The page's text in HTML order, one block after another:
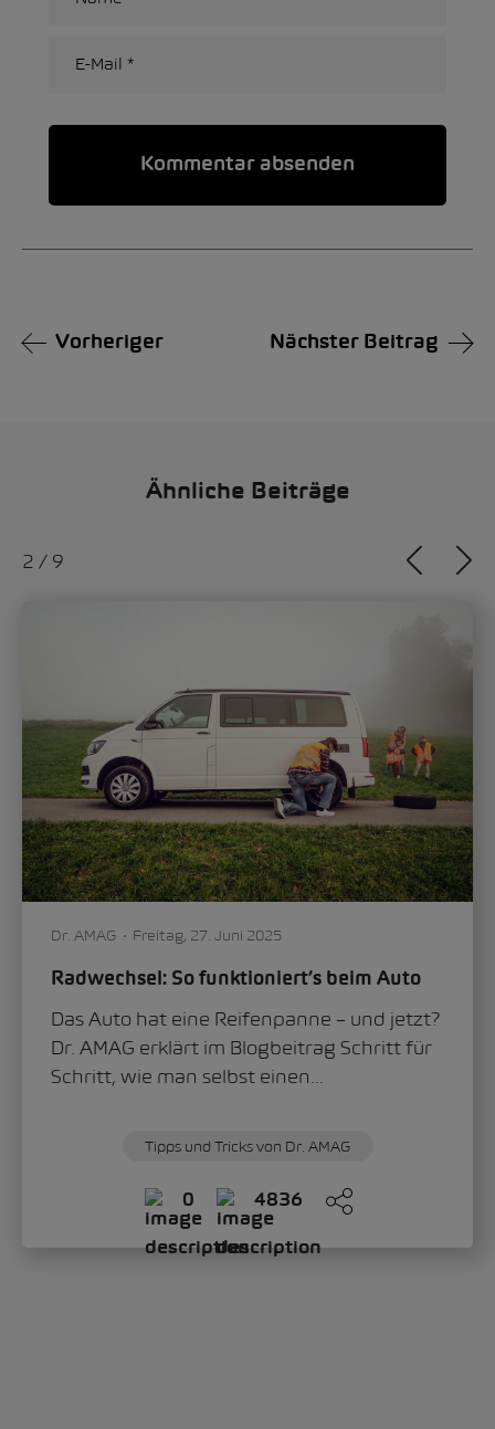
Vorheriger Nächster Beitrag
Ähnliche Beiträge
2 / 9
Dr. AMAG Freitag, 27. Juni 2025
Radwechsel: So funktioniert’s beim Auto
Das Auto hat eine Reifenpanne – und jetzt?
Dr. AMAG erklärt im Blogbeitrag Schritt für
Schritt, wie man selbst einen...
Tipps und Tricks von Dr. AMAG
0 4836